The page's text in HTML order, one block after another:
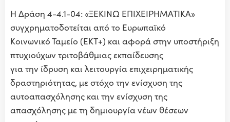
Η Δράση 4-4.1-04: «ΞΕΚΙΝΩ ΕΠΙΧΕΙΡΗΜΑΤΙΚΑ»
συγχρηματοδοτείται από το Ευρωπαϊκό
Κοινωνικό Ταμείο (ΕΚΤ+) και αφορά στην υποστήριξη
πτυχιούχων τριτοβάθμιας εκπαίδευσης
για την ίδρυση και λειτουργία επιχειρηματικής
δραστηριότητας, με στόχο την ενίσχυση της
αυτοαπασχόλησης και την ενίσχυση της
απασχόλησης με τη δημιουργία νέων θέσεων